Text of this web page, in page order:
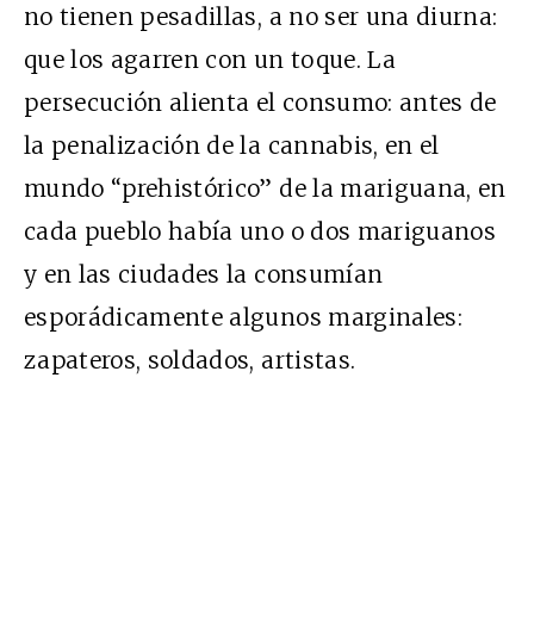
no tienen pesadillas, a no ser una diurna:
que los agarren con un toque. La
persecución alienta el consumo: antes de
la penalización de la cannabis, en el
mundo “prehistórico” de la mariguana, en
cada pueblo había uno o dos mariguanos
y en las ciudades la consumían
esporádicamente algunos marginales:
zapateros, soldados, artistas.